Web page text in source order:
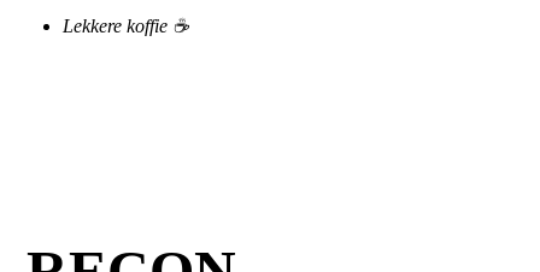
Lekkere koffie ☕